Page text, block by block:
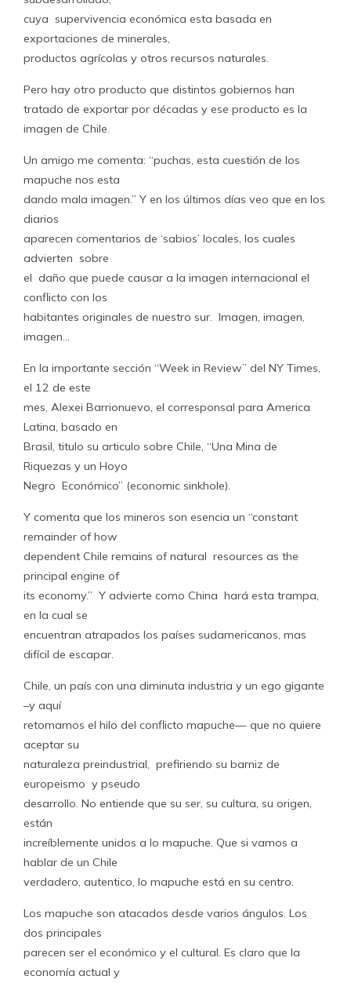
cuya supervivencia económica esta basada en
exportaciones de minerales,
productos agrícolas y otros recursos naturales.
Pero hay otro producto que distintos gobiernos han
tratado de exportar por décadas y ese producto es la
imagen de Chile.
Un amigo me comenta: “puchas, esta cuestión de los
mapuche nos esta
dando mala imagen.” Y en los últimos días veo que en los
diarios
aparecen comentarios de ‘sabios’ locales, los cuales
advierten sobre
el daño que puede causar a la imagen internacional el
conflicto con los
habitantes originales de nuestro sur. Imagen, imagen,
imagen…
En la importante sección “Week in Review” del NY Times,
el 12 de este
mes, Alexei Barrionuevo, el corresponsal para America
Latina, basado en
Brasil, titulo su articulo sobre Chile, “Una Mina de
Riquezas y un Hoyo
Negro Económico” (economic sinkhole).
Y comenta que los mineros son esencia un “constant
remainder of how
dependent Chile remains of natural resources as the
principal engine of
its economy.” Y advierte como China hará esta trampa,
en la cual se
encuentran atrapados los países sudamericanos, mas
difícil de escapar.
Chile, un país con una diminuta industria y un ego gigante
–y aquí
retomamos el hilo del conflicto mapuche— que no quiere
aceptar su
naturaleza preindustrial, prefiriendo su barniz de
europeismo y pseudo
desarrollo. No entiende que su ser, su cultura, su origen,
están
increíblemente unidos a lo mapuche. Que si vamos a
hablar de un Chile
verdadero, autentico, lo mapuche está en su centro.
Los mapuche son atacados desde varios ángulos. Los
dos principales
parecen ser el económico y el cultural. Es claro que la
economía actual y